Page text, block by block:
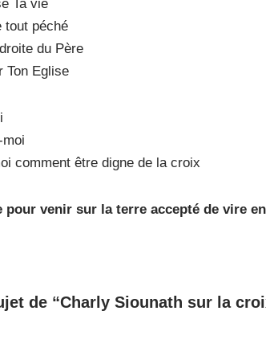
Ta vie
tout péché
du Père
Ton Eglise
moi
comment être digne de la croix
pour venir sur la terre accepté de vire
de “Charly Siounath sur la